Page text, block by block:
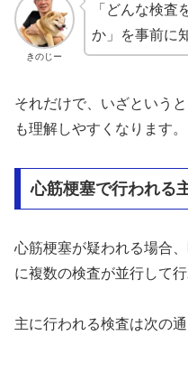
きのじー
「どんな検査
か」を事前に
それだけで、いざという
も理解しやすくなります。
心筋梗塞で行われる
心筋梗塞が疑われる場合、
に複数の検査が並行して行
主に行われる検査は次の通